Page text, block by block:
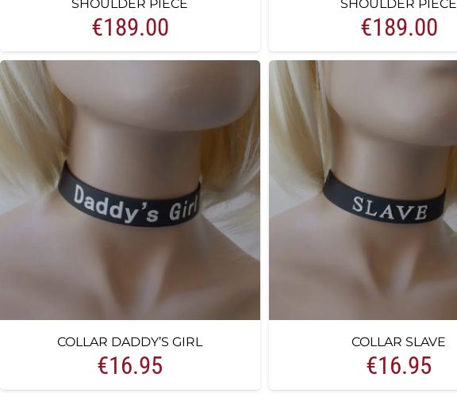
€189.00 €189.00
COLLAR DADDY’S GIRL
€16.95
COLLAR SLAVE
€16.95